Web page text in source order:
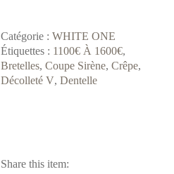
Catégorie : WHITE ONE
Étiquettes : 1100€ À 1600€,
Bretelles, Coupe Sirène, Crêpe,
Décolleté V, Dentelle
Share this item: